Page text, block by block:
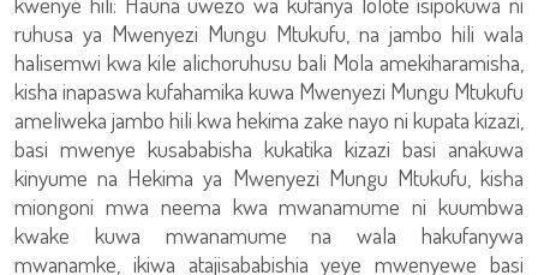
ruhusa ya Mwenyezi Mungu Mtukufu, na jambo hili wala
halisemwi kwa kile alichoruhusu bali Mola amekiharamisha,
kisha inapaswa kufahamika kuwa Mwenyezi Mungu Mtukufu
ameliweka jambo hili kwa hekima zake nayo ni kupata kizazi,
basi mwenye kusababisha kukatika kizazi basi anakuwa
kinyume na Hekima ya Mwenyezi Mungu Mtukufu, kisha
miongoni mwa neema kwa mwanamume ni kuumbwa
kwake kuwa mwanamume na wala hakufanywa
mwanamke, ikiwa atajisababishia yeye mwenyewe basi